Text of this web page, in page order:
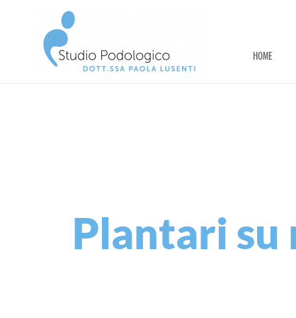
HOME
HOME
NORME IGIENICHE
Plantari su